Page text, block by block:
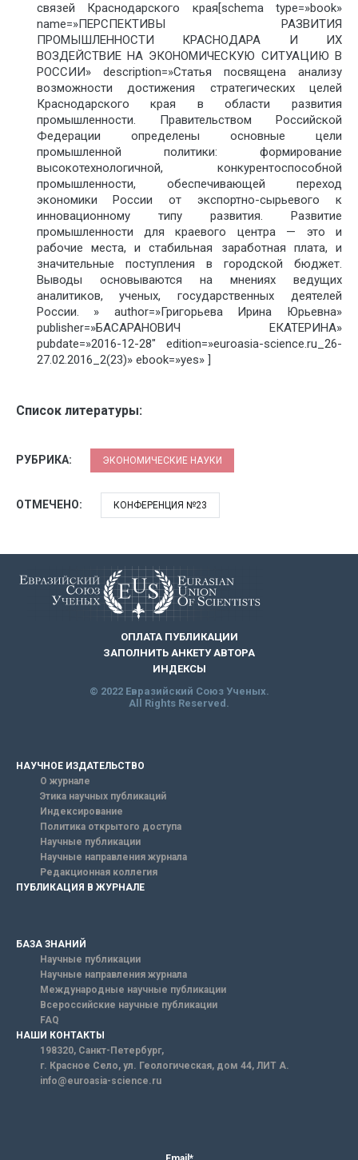
связей Краснодарского края[schema type=»book»
name=»ПЕРСПЕКТИВЫ РАЗВИТИЯ
ПРОМЫШЛЕННОСТИ КРАСНОДАРА И ИХ
ВОЗДЕЙСТВИЕ НА ЭКОНОМИЧЕСКУЮ СИТУАЦИЮ В
РОССИИ» description=»Статья посвящена анализу
возможности достижения стратегических целей
Краснодарского края в области развития
промышленности. Правительством Российской
Федерации определены основные цели
промышленной политики: формирование
высокотехнологичной, конкурентоспособной
промышленности, обеспечивающей переход
экономики России от экспортно-сырьевого к
инновационному типу развития. Развитие
промышленности для краевого центра — это и
рабочие места, и стабильная заработная плата, и
значительные поступления в городской бюджет.
Выводы основываются на мнениях ведущих
аналитиков, ученых, государственных деятелей
России. » author=»Григорьева Ирина Юрьевна»
publisher=»БАСАРАНОВИЧ ЕКАТЕРИНА»
pubdate=»2016-12-28″ edition=»euroasia-science.ru_26-
27.02.2016_2(23)» ebook=»yes» ]
Список литературы:
РУБРИКА: ЭКОНОМИЧЕСКИЕ НАУКИ
ОТМЕЧЕНО: КОНФЕРЕНЦИЯ №23
ОПЛАТА ПУБЛИКАЦИИ
ЗАПОЛНИТЬ АНКЕТУ АВТОРА
ИНДЕКСЫ
© 2022 Евразийский Союз Ученых.
All Rights Reserved.
НАУЧНОЕ ИЗДАТЕЛЬСТВО
О журнале
Этика научных публикаций
Индексирование
Политика открытого доступа
Научные публикации
Научные направления журнала
Редакционная коллегия
ПУБЛИКАЦИЯ В ЖУРНАЛЕ
БАЗА ЗНАНИЙ
Научные публикации
Научные направления журнала
Международные научные публикации
Всероссийские научные публикации
FAQ
НАШИ КОНТАКТЫ
198320, Санкт-Петербург,
г. Красное Село, ул. Геологическая, дом 44, ЛИТ А.
info@euroasia-science.ru